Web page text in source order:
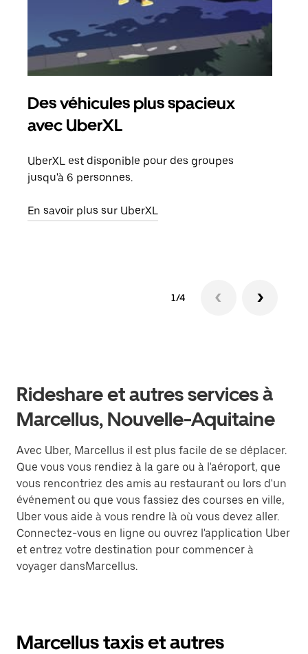
Des véhicules plus spacieux
avec UberXL
UberXL est disponible pour des groupes
jusqu'à 6 personnes.
En savoir plus sur UberXL
1/4
Rideshare et autres services à
Marcellus, Nouvelle-Aquitaine
Avec Uber, Marcellus il est plus facile de se déplacer.
Que vous vous rendiez à la gare ou à l'aéroport, que
vous rencontriez des amis au restaurant ou lors d'un
événement ou que vous fassiez des courses en ville,
Uber vous aide à vous rendre là où vous devez aller.
Connectez-vous en ligne ou ouvrez l'application Uber
et entrez votre destination pour commencer à
voyager dansMarcellus.
Marcellus taxis et autres